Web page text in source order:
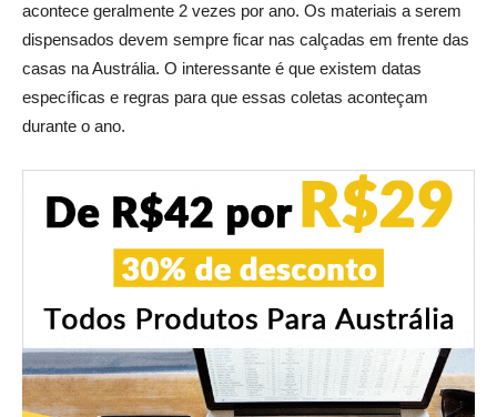
acontece geralmente 2 vezes por ano. Os materiais a serem
dispensados devem sempre ficar nas calçadas em frente das
casas na Austrália. O interessante é que existem datas
específicas e regras para que essas coletas aconteçam
durante o ano.